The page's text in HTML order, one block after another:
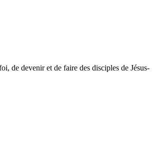
de devenir et de faire des disciples de Jésus-